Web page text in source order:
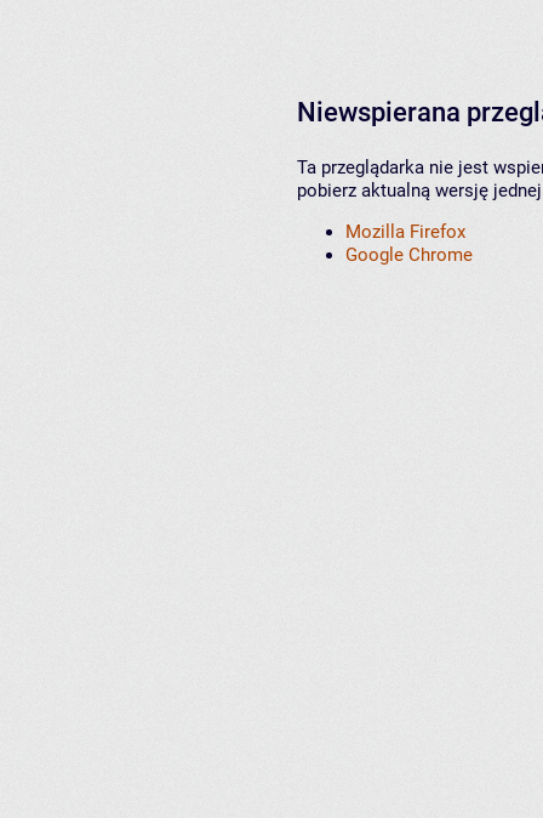
Niewspierana
Ta przeglądarka nie jest
pobierz aktualną wersję
Mozilla Firefox
Google Chrome